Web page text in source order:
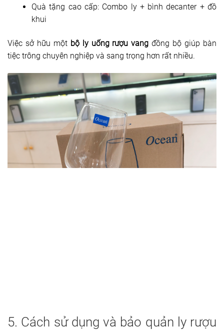
Quà tặng cao cấp: Combo ly + bình decanter + đồ
khui
Việc sở hữu một bộ ly uống rượu vang đồng bộ giúp bàn
tiệc trông chuyên nghiệp và sang trọng hơn rất nhiều.
5. Cách sử dụng và bảo quản ly rượu